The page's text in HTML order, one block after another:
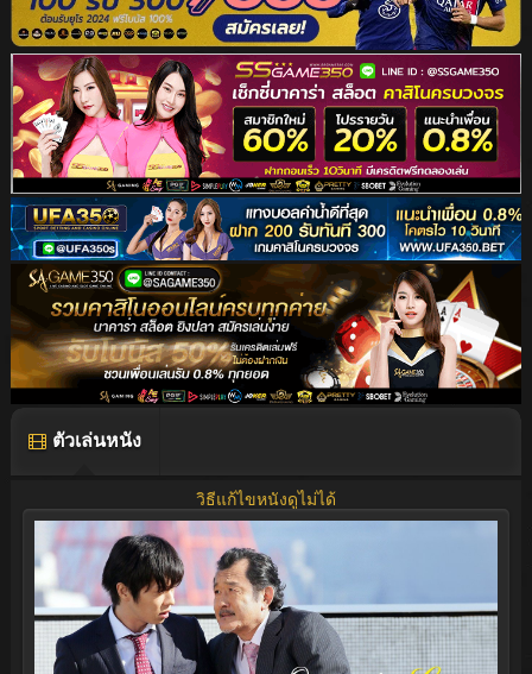
ตัวเล่นหนัง
วิธีแก้ไขหนังดูไม่ได้